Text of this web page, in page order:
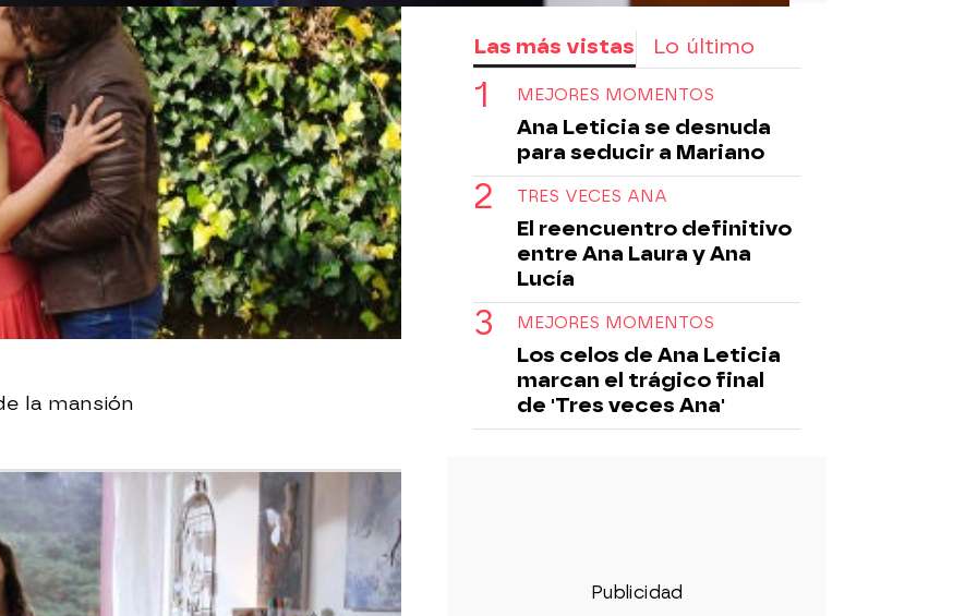
la mansión
Las más vistas Lo último
MEJORES MOMENTOS
Ana Leticia se desnuda
para seducir a Mariano
TRES VECES ANA
El reencuentro definitivo
entre Ana Laura y Ana
Lucía
MEJORES MOMENTOS
Los celos de Ana Leticia
marcan el trágico final
de 'Tres veces Ana'